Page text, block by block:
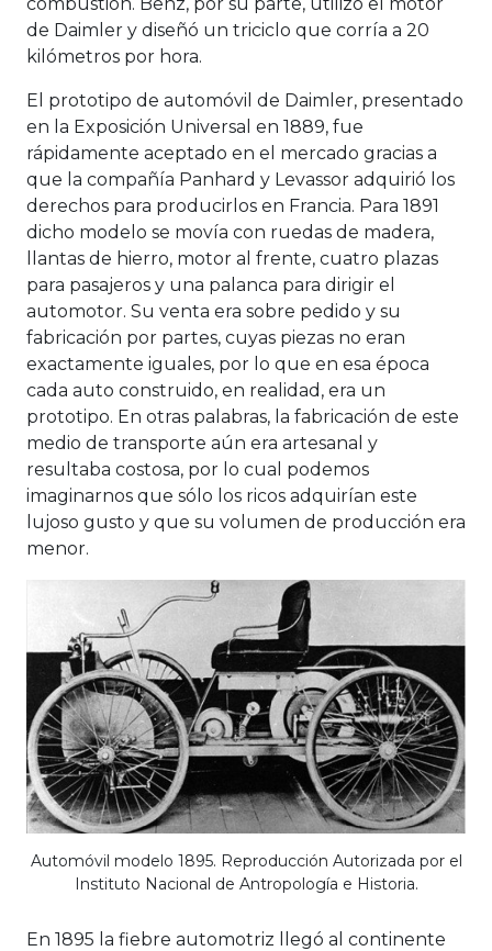
combustión. Benz, por su parte, utilizó el motor
de Daimler y diseñó un triciclo que corría a 20
kilómetros por hora.
El prototipo de automóvil de Daimler, presentado
en la Exposición Universal en 1889, fue
rápidamente aceptado en el mercado gracias a
que la compañía Panhard y Levassor adquirió los
derechos para producirlos en Francia. Para 1891
dicho modelo se movía con ruedas de madera,
llantas de hierro, motor al frente, cuatro plazas
para pasajeros y una palanca para dirigir el
automotor. Su venta era sobre pedido y su
fabricación por partes, cuyas piezas no eran
exactamente iguales, por lo que en esa época
cada auto construido, en realidad, era un
prototipo. En otras palabras, la fabricación de este
medio de transporte aún era artesanal y
resultaba costosa, por lo cual podemos
imaginarnos que sólo los ricos adquirían este
lujoso gusto y que su volumen de producción era
menor.
Automóvil modelo 1895. Reproducción Autorizada por el
Instituto Nacional de Antropología e Historia.
En 1895 la fiebre automotriz llegó al continente